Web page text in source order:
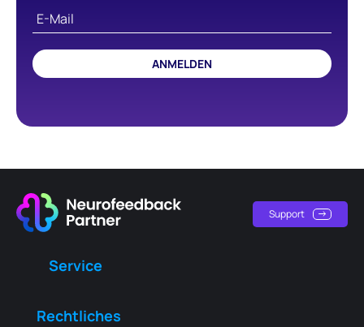
ANMELDEN
Support
Service
Rechtliches